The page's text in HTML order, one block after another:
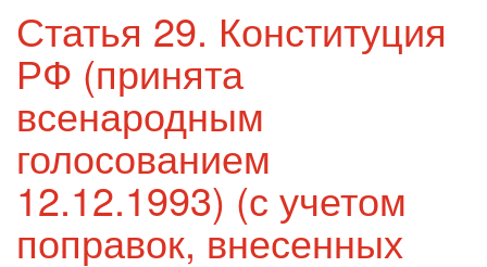
Статья 29. Конституция
РФ (принята
всенародным
голосованием
12.12.1993) (с учетом
поправок, внесенных